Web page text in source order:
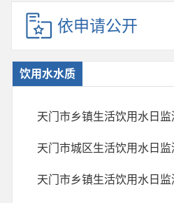
依申请公开
饮用水水质